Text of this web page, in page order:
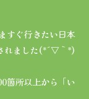
すぐ行きたい日本
れました(*´▽｀*)
箇所以上から「い